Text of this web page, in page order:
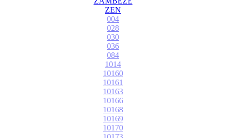
ZEN
004
028
030
036
084
1014
10160
10161
10163
10166
10168
10169
10170